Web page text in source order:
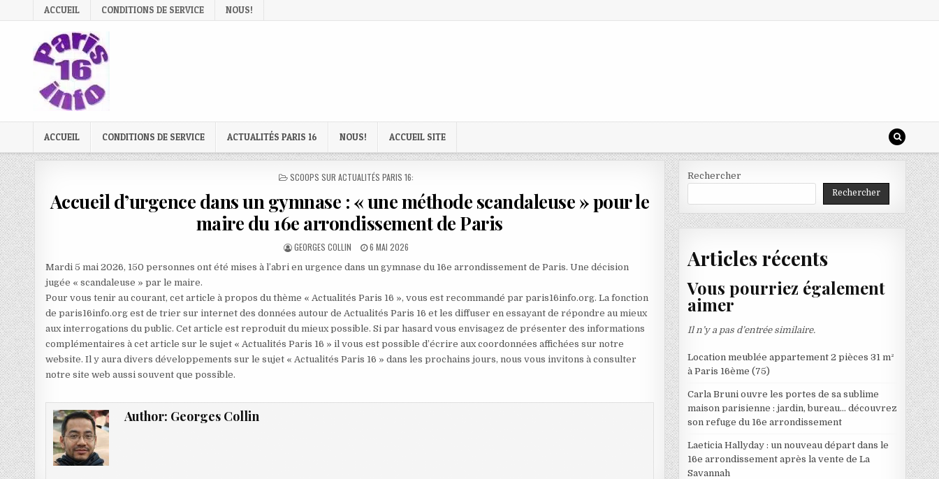
to
ACCUEIL CONDITIONS DE SERVICE NOUS!
ACCUEIL CONDITIONS DE SERVICE ACTUALITÉS PARIS 16 NOUS! ACCUEIL SITE
POSTED
SCOOPS SUR ACTUALITÉS PARIS 16:
Accueil d’urgence dans un gymnase : « une méthode scandaleuse » pour le
maire du 16e arrondissement de Paris
AUTHOR:
GEORGES COLLIN
PUBLISHED
6 MAI 2026
Mardi 5 mai 2026, 150 personnes ont été mises à l’abri en urgence dans un gymnase du 16e arrondissement de Paris. Une décision
jugée « scandaleuse » par le maire.
Pour vous tenir au courant, cet article à propos du thème « Actualités Paris 16 », vous est recommandé par paris16info.org. La fonction
de paris16info.org est de trier sur internet des données autour de Actualités Paris 16 et les diffuser en essayant de répondre au mieux
aux interrogations du public. Cet article est reproduit du mieux possible. Si par hasard vous envisagez de présenter des informations
complémentaires à cet article sur le sujet « Actualités Paris 16 » il vous est possible d’écrire aux coordonnées affichées sur notre
website. Il y aura divers développements sur le sujet « Actualités Paris 16 » dans les prochains jours, nous vous invitons à consulter
notre site web aussi souvent que possible.
Author: Georges Collin
Rechercher
Rechercher
Articles récents
Vous pourriez également
aimer
Il n’y a pas d’entrée similaire.
Location meublée appartement 2 pièces 31 m²
à Paris 16ème (75)
Carla Bruni ouvre les portes de sa sublime
maison parisienne : jardin, bureau… découvrez
son refuge du 16e arrondissement
Laeticia Hallyday : un nouveau départ dans le
16e arrondissement après la vente de La
Savannah